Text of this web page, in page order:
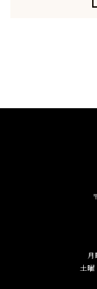
土